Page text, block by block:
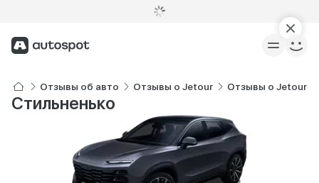
Отзывы об авто Отзывы о Jetour Отзывы о Jetour
Стильненько